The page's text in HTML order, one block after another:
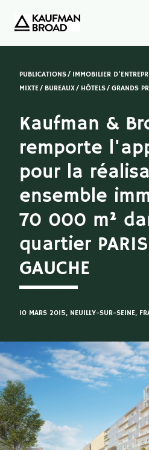
PUBLICATIONS IMMOBILIER
MIXTE
BUREAUX HÔTELS GRANDS
Kaufman &
remporte
pour la
ensemble
70 000 m²
quartier
GAUCHE
10 MARS 2015, NEUILLY-SUR-SEINE,